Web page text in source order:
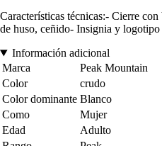
Características técnicas:- Cierre
de huso, ceñido- Insignia y
Información adicional
Marca
Peak Mountain
Color
crudo
Color dominante Blanco
Como
Mujer
Edad
Adulto